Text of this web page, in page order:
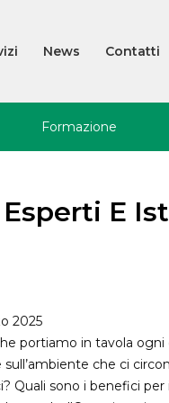
e consulenza
del lavoro
rinnovabili
immobiliare
News Contatti
Formazione
Iscriviti ai Corsi di
E
2025
portiamo in tavola
sull’ambiente che ci
Quali sono i benefici